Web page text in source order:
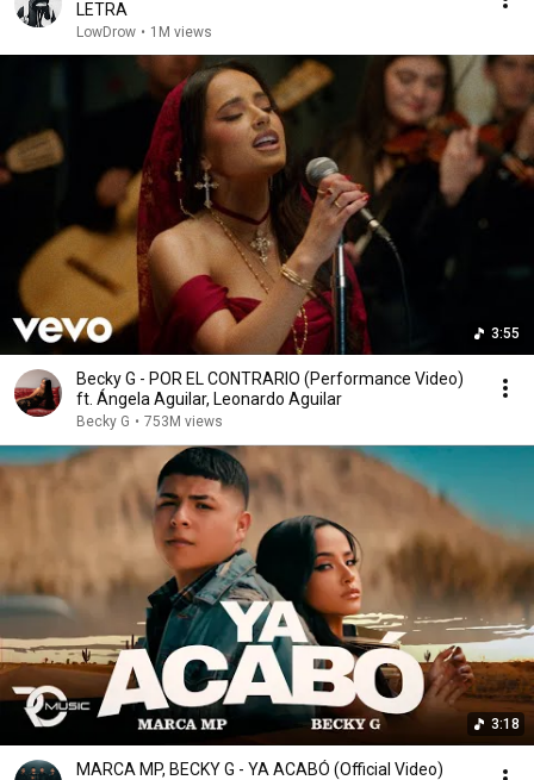
LETRA
LowDrow • 1M views
3:55
Becky G - POR EL CONTRARIO (Performance Video)
ft. Ángela Aguilar, Leonardo Aguilar
Becky G • 753M views
3:18
MARCA MP, BECKY G - YA ACABÓ (Official Video)